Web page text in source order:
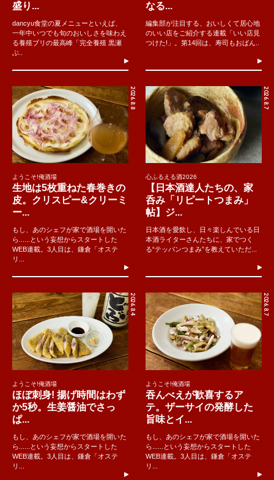
盛り...
dancyu食堂の夏メニューといえば、
一年中いつでも旬のおいしさを味わえ
る養殖ブリの最高峰「完全養殖 黒瀬
ぶ..
なる...
編集部が注目する、おいしくて居心地
のいい店をご紹介する連載「いい店見
つけた!」。第14回は、寿司もおばん..
2026.8.8
ようこそ!俺酒場
生地は5枚重ねた春巻きの
皮。クリスピー&クリーミ
ー...
もし、あのシェフが家で酒場を開いた
ら......という妄想からスタートした
WEB連載。3人目は、鎌倉「オステ
リ...
2026.8.7
心ふるえる酒2026
【日本酒達人たちの、家
呑み「リピートつまみ」
帖】ジ...
日本酒を愛飲し、日々楽しんでいる日
本酒ライターさんたちに、家でつく
る“テッパンつまみ”を教えていただ...
2026.8.4
ようこそ!俺酒場
ほぼ刺身! 揚げ時間はわず
か5秒。生姜醤油でさっ
ぱ...
もし、あのシェフが家で酒場を開いた
ら......という妄想からスタートした
WEB連載。3人目は、鎌倉「オステ
リ...
2026.8.7
ようこそ!俺酒場
吞んべえが歓喜するア
テ。ザーサイの発酵した
旨味とイ...
もし、あのシェフが家で酒場を開いた
ら......という妄想からスタートした
WEB連載。3人目は、鎌倉「オステ
リ...